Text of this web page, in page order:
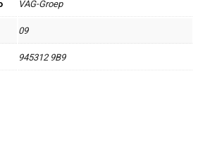
VAG-Groep
09
945312 9B9